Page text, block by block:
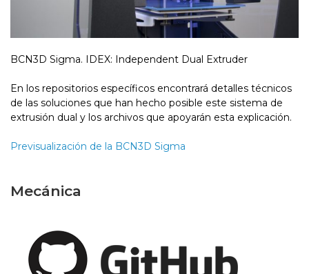
BCN3D Sigma. IDEX: Independent Dual Extruder
En los repositorios específicos encontrará detalles técnicos
de las soluciones que han hecho posible este sistema de
extrusión dual y los archivos que apoyarán esta explicación.
Previsualización de la BCN3D Sigma
Mecánica